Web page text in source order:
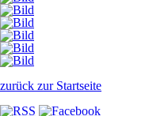
zurück zur Startseite